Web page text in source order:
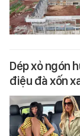
Dép xỏ ngón
điệu đà xốn